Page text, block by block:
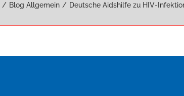
Blog Allgemein Deutsche Aidshilfe zu HIV-